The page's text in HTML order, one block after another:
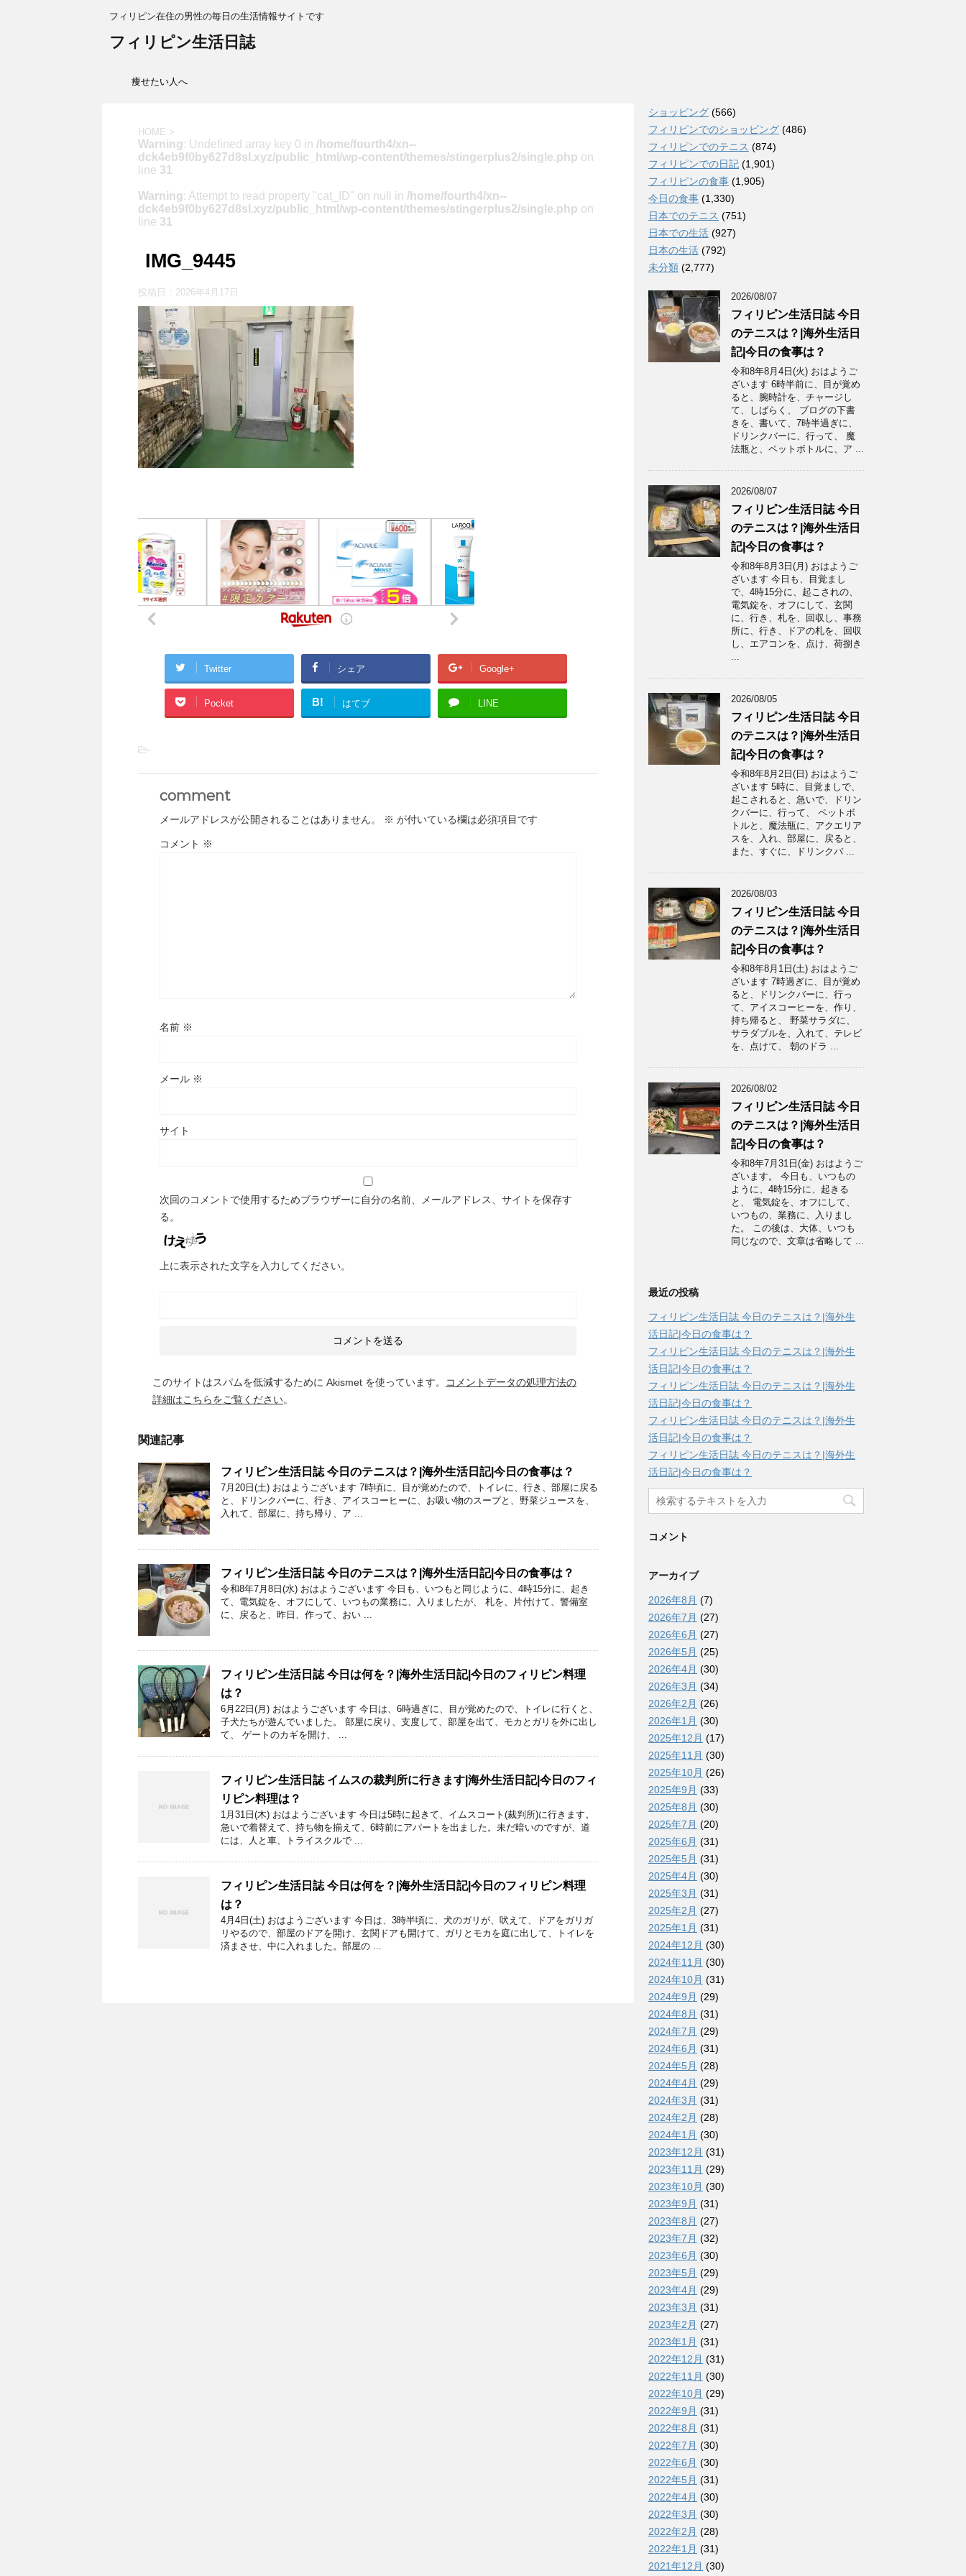
フィリピン在住の男性の毎日の生活情報サイトです
フィリピン生活日誌
痩せたい人へ
HOME >
Warning: Undefined array key 0 in /home/fourth4/xn--
dck4eb9f0by627d8sl.xyz/public_html/wp-content/themes/stingerplus2/single.php on
line 31
Warning: Attempt to read property "cat_ID" on null in /home/fourth4/xn--
dck4eb9f0by627d8sl.xyz/public_html/wp-content/themes/stingerplus2/single.php on
line 31
IMG_9445
投稿日： 2026年4月17日
Twitter シェア Google+
Pocket B! はてブ LINE
-
comment
メールアドレスが公開されることはありません。 ※ が付いている欄は必須項目です
コメント ※
名前 ※
メール ※
サイト
次回のコメントで使用するためブラウザーに自分の名前、メールアドレス、サイトを保存す
る。
上に表示された文字を入力してください。
このサイトはスパムを低減するために Akismet を使っています。
コメントデータの処理方法の
詳細はこちらをご覧ください。
関連記事
フィリピン生活日誌 今日のテニスは？|海外生活日記|今日の食事は？
7月20日(土) おはようございます 7時頃に、目が覚めたので、トイレに、行き、部屋に戻る
と、ドリンクバーに、行き、アイスコーヒーに、お吸い物のスープと、野菜ジュースを、
入れて、部屋に、持ち帰り、ア ...
フィリピン生活日誌 今日のテニスは？|海外生活日記|今日の食事は？
令和8年7月8日(水) おはようございます 今日も、いつもと同じように、4時15分に、起き
て、電気錠を、オフにして、いつもの業務に、入りましたが、 札を、片付けて、警備室
に、戻ると、昨日、作って、おい ...
フィリピン生活日誌 今日は何を？|海外生活日記|今日のフィリピン料理
は？
6月22日(月) おはようございます 今日は、6時過ぎに、目が覚めたので、トイレに行くと、
子犬たちが遊んでいました。 部屋に戻り、支度して、部屋を出て、モカとガリを外に出し
て、 ゲートのカギを開け、 ...
フィリピン生活日誌 イムスの裁判所に行きます|海外生活日記|今日のフィ
リピン料理は？
1月31日(木) おはようございます 今日は5時に起きて、イムスコート(裁判所)に行きます。
急いで着替えて、持ち物を揃えて、6時前にアパートを出ました。未だ暗いのですが、道
には、人と車、トライスクルで ...
フィリピン生活日誌 今日は何を？|海外生活日記|今日のフィリピン料理
は？
4月4日(土) おはようございます 今日は、3時半頃に、犬のガリが、吠えて、ドアをガリガ
リやるので、部屋のドアを開け、玄関ドアも開けて、ガリとモカを庭に出して、トイレを
済まさせ、中に入れました。部屋の ...
ショッピング (566)
フィリピンでのショッピング (486)
フィリピンでのテニス (874)
フィリピンでの日記 (1,901)
フィリピンの食事 (1,905)
今日の食事 (1,330)
日本でのテニス (751)
日本での生活 (927)
日本の生活 (792)
未分類 (2,777)
2026/08/07
フィリピン生活日誌 今日
のテニスは？|海外生活日
記|今日の食事は？
令和8年8月4日(火) おはようご
ざいます 6時半前に、目が覚め
ると、腕時計を、チャージし
て、しばらく、 ブログの下書
きを、書いて、7時半過ぎに、
ドリンクバーに、行って、 魔
法瓶と、ペットボトルに、ア ...
2026/08/07
フィリピン生活日誌 今日
のテニスは？|海外生活日
記|今日の食事は？
令和8年8月3日(月) おはようご
ざいます 今日も、目覚まし
で、4時15分に、起こされの、
電気錠を、オフにして、玄関
に、行き、札を、回収し、事務
所に、行き、ドアの札を、回収
し、エアコンを、点け、荷捌き
...
2026/08/05
フィリピン生活日誌 今日
のテニスは？|海外生活日
記|今日の食事は？
令和8年8月2日(日) おはようご
ざいます 5時に、目覚ましで、
起こされると、急いで、ドリン
クバーに、行って、 ペットボ
トルと、魔法瓶に、アクエリア
スを、入れ、部屋に、戻ると、
また、すぐに、ドリンクバ ...
2026/08/03
フィリピン生活日誌 今日
のテニスは？|海外生活日
記|今日の食事は？
令和8年8月1日(土) おはようご
ざいます 7時過ぎに、目が覚め
ると、ドリンクバーに、行っ
て、アイスコーヒーを、作り、
持ち帰ると、 野菜サラダに、
サラダブルを、入れて、テレビ
を、点けて、 朝のドラ ...
2026/08/02
フィリピン生活日誌 今日
のテニスは？|海外生活日
記|今日の食事は？
令和8年7月31日(金) おはようご
ざいます。 今日も、いつもの
ように、4時15分に、起きる
と、 電気錠を、オフにして、
いつもの、業務に、入りまし
た。 この後は、大体、いつも
同じなので、文章は省略して ...
最近の投稿
フィリピン生活日誌 今日のテニスは？|海外生
活日記|今日の食事は？
フィリピン生活日誌 今日のテニスは？|海外生
活日記|今日の食事は？
フィリピン生活日誌 今日のテニスは？|海外生
活日記|今日の食事は？
フィリピン生活日誌 今日のテニスは？|海外生
活日記|今日の食事は？
フィリピン生活日誌 今日のテニスは？|海外生
活日記|今日の食事は？
コメント
アーカイブ
2026年8月 (7)
2026年7月 (27)
2026年6月 (27)
2026年5月 (25)
2026年4月 (30)
2026年3月 (34)
2026年2月 (26)
2026年1月 (30)
2025年12月 (17)
2025年11月 (30)
2025年10月 (26)
2025年9月 (33)
2025年8月 (30)
2025年7月 (20)
2025年6月 (31)
2025年5月 (31)
2025年4月 (30)
2025年3月 (31)
2025年2月 (27)
2025年1月 (31)
2024年12月 (30)
2024年11月 (30)
2024年10月 (31)
2024年9月 (29)
2024年8月 (31)
2024年7月 (29)
2024年6月 (31)
2024年5月 (28)
2024年4月 (29)
2024年3月 (31)
2024年2月 (28)
2024年1月 (30)
2023年12月 (31)
2023年11月 (29)
2023年10月 (30)
2023年9月 (31)
2023年8月 (27)
2023年7月 (32)
2023年6月 (30)
2023年5月 (29)
2023年4月 (29)
2023年3月 (31)
2023年2月 (27)
2023年1月 (31)
2022年12月 (31)
2022年11月 (30)
2022年10月 (29)
2022年9月 (31)
2022年8月 (31)
2022年7月 (30)
2022年6月 (30)
2022年5月 (31)
2022年4月 (30)
2022年3月 (30)
2022年2月 (28)
2022年1月 (31)
2021年12月 (30)